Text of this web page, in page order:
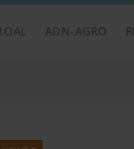
ADN-AGRO